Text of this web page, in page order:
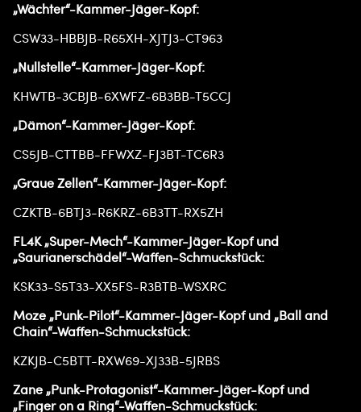
„Wächter“-Kammer-Jäger-Kopf:
CSW33-HBBJB-R65XH-XJTJ3-CT963
„Nullstelle“-Kammer-Jäger-Kopf:
KHWTB-3CBJB-6XWFZ-6B3BB-T5CCJ
„Dämon“-Kammer-Jäger-Kopf:
CS5JB-CTTBB-FFWXZ-FJ3BT-TC6R3
„Graue Zellen“-Kammer-Jäger-Kopf:
CZKTB-6BTJ3-R6KRZ-6B3TT-RX5ZH
FL4K „Super-Mech“-Kammer-Jäger-Kopf und
„Saurianerschädel“-Waffen-Schmuckstück:
KSK33-S5T33-XX5FS-R3BTB-WSXRC
Moze „Punk-Pilot“-Kammer-Jäger-Kopf und „Ball and
Chain“-Waffen-Schmuckstück:
KZKJB-C5BTT-RXW69-XJ33B-5JRBS
Zane „Punk-Protagonist“-Kammer-Jäger-Kopf und
„Finger on a Ring“-Waffen-Schmuckstück: